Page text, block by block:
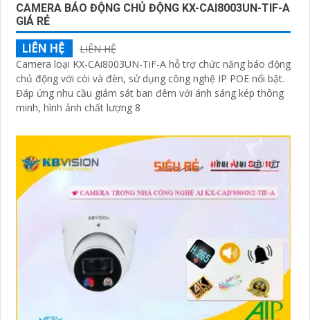
CAMERA BÁO ĐỘNG CHỦ ĐỘNG KX-CAI8003UN-TIF-A
GIÁ RẺ
LIÊN HỆ
LIÊN HỆ
Camera loại KX-CAi8003UN-TiF-A hỗ trợ chức năng báo động
chủ động với còi và đèn, sử dụng công nghệ IP POE nổi bật.
Đáp ứng nhu cầu giám sát ban đêm với ánh sáng kép thông
minh, hình ảnh chất lượng 8